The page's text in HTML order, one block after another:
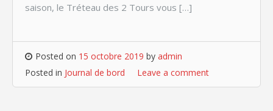
saison, le Tréteau des 2 Tours vous […]
Posted on 15 octobre 2019 by admin
Posted in Journal de bord Leave a comment